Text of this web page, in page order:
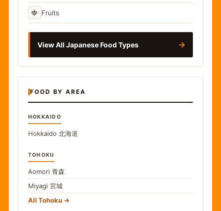
🍓 Fruits
View All Japanese Food Types →
FOOD BY AREA
HOKKAIDO
Hokkaido 北海道
TOHOKU
Aomori 青森
Miyagi 宮城
All Tohoku